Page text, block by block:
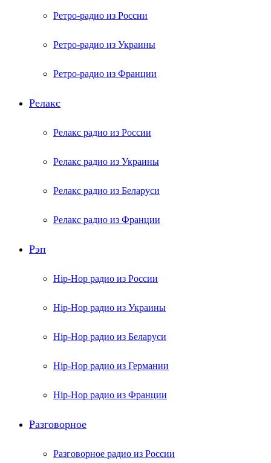
Ретро-радио из России
Ретро-радио из Украины
Ретро-радио из Франции
Релакс
Релакс радио из России
Релакс радио из Украины
Релакс радио из Беларуси
Релакс радио из Франции
Рэп
Hip-Hop радио из России
Hip-Hop радио из Украины
Hip-Hop радио из Беларуси
Hip-Hop радио из Германии
Hip-Hop радио из Франции
Разговорное
Разговорное радио из России